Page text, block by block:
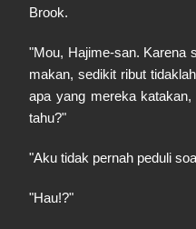
Brook.
"Mou, Hajime-san. Karena
makan, sedikit ribut
apa yang mereka
tahu?"
"Aku tidak pernah peduli
"Hau!?"